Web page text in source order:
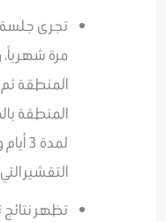
تجرى جلسة
مرة
المنطقة
التقشير التي
تظهر